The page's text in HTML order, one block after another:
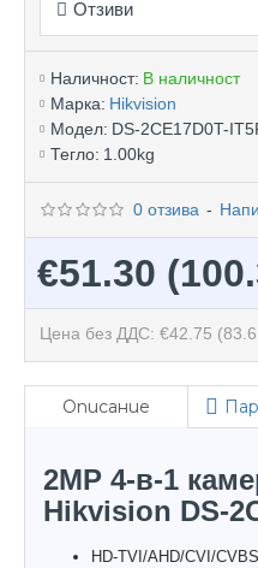
Отзиви
Наличност: В наличност
Марка: Hikvision
Модел: DS-2CE17D0T-
Тегло: 1.00kg
0 отзива -
€51.30
Цена без ДДС: €42.75
Описание
2MP 4-в-1
Hikvision DS-
HD-TVI/AHD/CVI/